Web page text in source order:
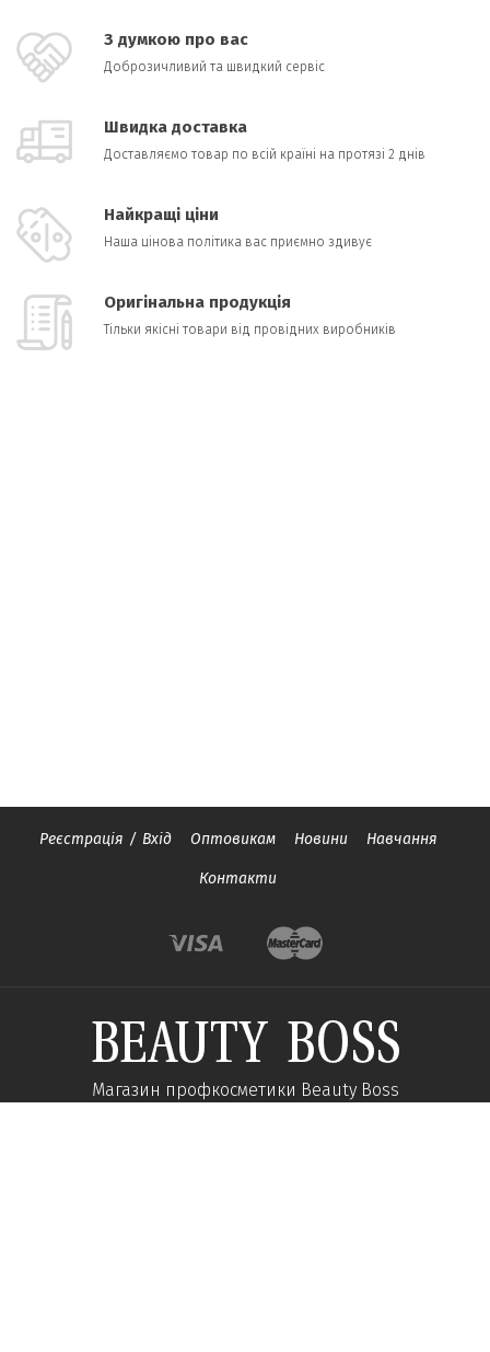
З думкою про вас
Доброзичливий та швидкий сервіс
Швидка доставка
Доставляємо товар по всій країні на протязі 2 днів
Найкращі ціни
Наша цінова політика вас приємно здивує
Оригінальна продукція
Тільки якісні товари від провідних виробників
Реєстрація / Вхід Оптовикам Новини Навчання
Контакти
Магазин профкосметики Beauty Boss